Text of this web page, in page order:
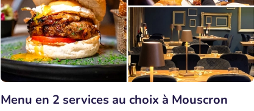
Menu en 2 services au choix à Mouscron